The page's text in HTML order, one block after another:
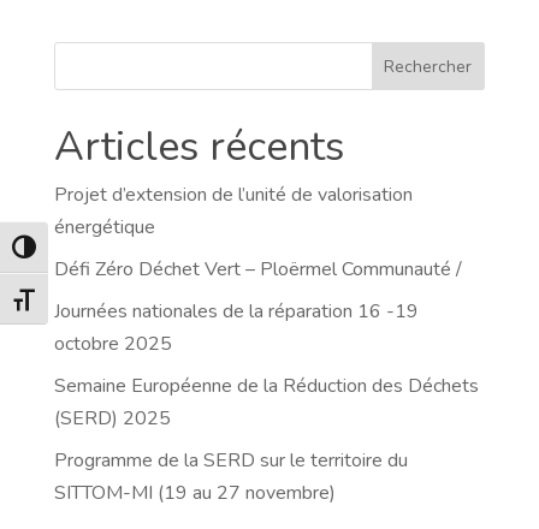
Passer en contraste élevé
Changer la taille de la police
Rechercher
Articles récents
Projet d’extension de l’unité de valorisation
énergétique
Défi Zéro Déchet Vert – Ploërmel Communauté /
Journées nationales de la réparation 16 -19
octobre 2025
Semaine Européenne de la Réduction des Déchets
(SERD) 2025
Programme de la SERD sur le territoire du
SITTOM-MI (19 au 27 novembre)